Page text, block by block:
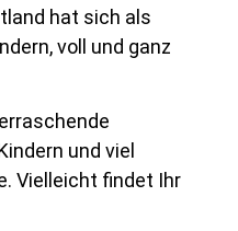
hat sich als
voll und ganz
und viel
Vielleicht findet Ihr